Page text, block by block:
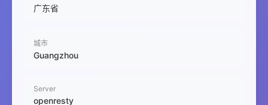
广东省
城市
Guangzhou
Server
openresty